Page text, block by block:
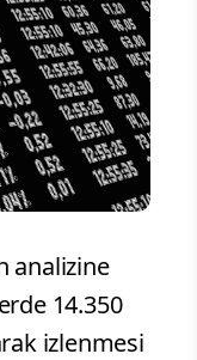
analizine
14.350
izlenmesi